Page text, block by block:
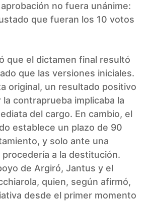
no fuera unánime:
que fueran los 10 votos
que el dictamen final resultó
que las versiones iniciales.
original, un resultado positivo
contraprueba implicaba la
del cargo. En cambio, el
establece un plazo de 90
y solo ante una
a la destitución.
de Argiró, Jantus y el
quien, según afirmó,
desde el primer momento